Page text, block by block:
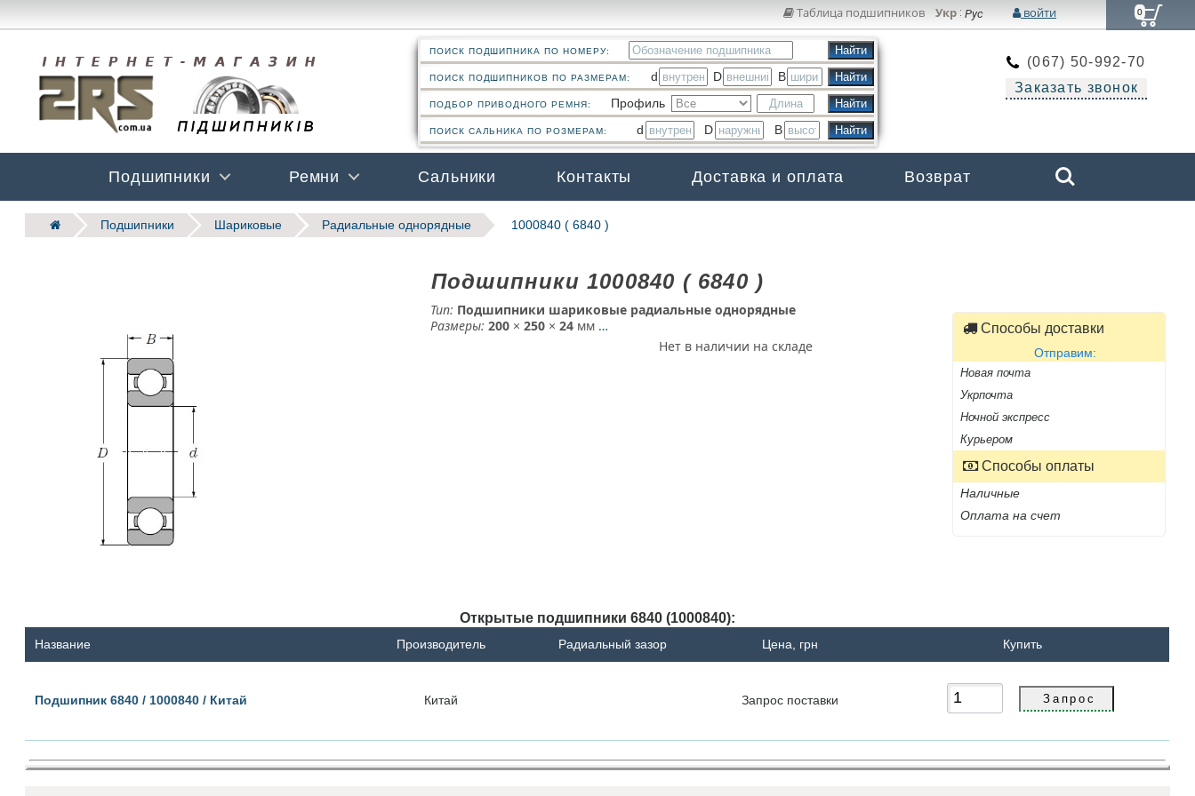
Таблица подшипников Укр: Рус войти
(067) 50-992-70
Заказать звонок
ПОИСК ПОДШИПНИКА ПО НОМЕРУ:
ПОИСК ПОДШИПНИКОВ ПО РАЗМЕРАМ: d D B
ПОДБОР ПРИВОДНОГО РЕМНЯ: Профиль
ПОИСК САЛЬНИКА ПО РОЗМЕРАМ: d D B
Подшипники Ремни Сальники Контакты Доставка и оплата Возврат
Search
0
Подшипники Шариковые Радиальные однорядные 1000840 ( 6840 )
Подшипники 1000840 ( 6840 )
Тип: Подшипники шариковые радиальные однорядные
Размеры: 200× 250× 24мм …
Нет в наличии на складе
Способы доставки
Отправим:
Новая почта
Укрпочта
Ночной экспресс
Курьером
Способы оплаты
Наличные
Оплата на счет
Открытые подшипники 6840 (1000840):
Название Производитель Радиальный зазор Цена, грн Купить
Подшипник 6840 / 1000840 / Китай Китай Запрос поставки